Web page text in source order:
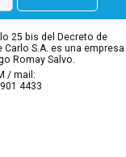
25 bis del Decreto de
S.A. es una empresa
Romay Salvo.
/ mail:
4433